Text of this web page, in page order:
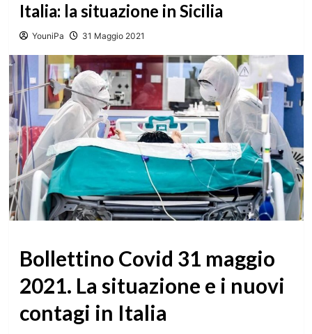
Italia: la situazione in Sicilia
YouniPa 31 Maggio 2021
Bollettino Covid 31 maggio
2021. La situazione e i nuovi
contagi in Italia